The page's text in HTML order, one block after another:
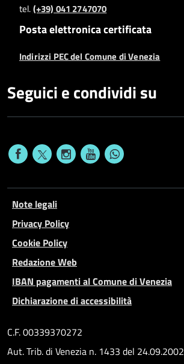
tel.(+39) 041 2747070
Posta elettronica certificata
Indirizzi PEC del Comune di Venezia
Seguici e condividi su
Note legali
Privacy Policy
Cookie Policy
Redazione Web
IBAN pagamenti al Comune di Venezia
Dichiarazione di accessibilità
C.F. 00339370272
Aut. Trib. di Venezia n. 1433 del 24.09.2002